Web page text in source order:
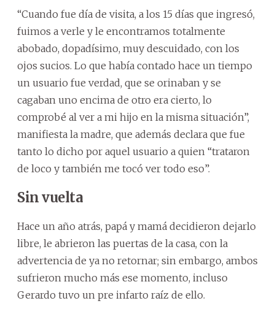
“Cuando fue día de visita, a los 15 días que ingresó,
fuimos a verle y le encontramos totalmente
abobado, dopadísimo, muy descuidado, con los
ojos sucios. Lo que había contado hace un tiempo
un usuario fue verdad, que se orinaban y se
cagaban uno encima de otro era cierto, lo
comprobé al ver a mi hijo en la misma situación”,
manifiesta la madre, que además declara que fue
tanto lo dicho por aquel usuario a quien “trataron
de loco y también me tocó ver todo eso”.
Sin vuelta
Hace un año atrás, papá y mamá decidieron dejarlo
libre, le abrieron las puertas de la casa, con la
advertencia de ya no retornar; sin embargo, ambos
sufrieron mucho más ese momento, incluso
Gerardo tuvo un pre infarto raíz de ello.